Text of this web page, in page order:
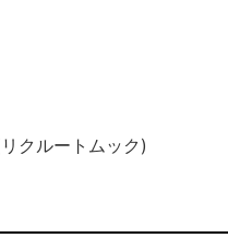
クルートムック)